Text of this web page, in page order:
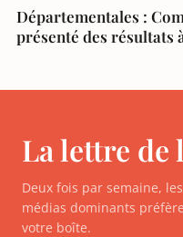
Départementales :
présenté des résultats
La lettre de
Deux fois par semaine,
médias dominants
votre boîte.